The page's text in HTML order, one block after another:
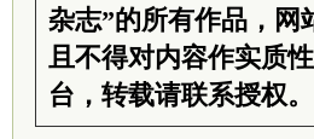
杂志”的所有作品，网
且不得对内容作实质
台，转载请联系授权